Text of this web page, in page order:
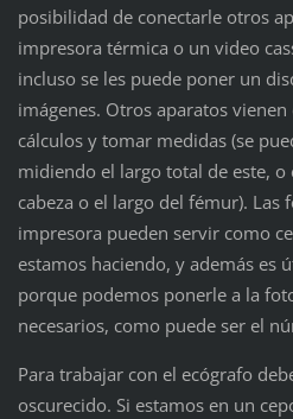
posibilidad de conectarle otros
impresora térmica o un video
incluso se les puede poner un
imágenes. Otros aparatos
cálculos y tomar medidas (se
midiendo el largo total de este,
cabeza o el largo del fémur). Las
impresora pueden servir como
estamos haciendo, y además es
porque podemos ponerle a la
necesarios, como puede ser el
Para trabajar con el ecógrafo
oscurecido. Si estamos en un